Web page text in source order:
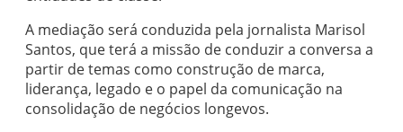
A mediação será conduzida pela jornalista Marisol
Santos, que terá a missão de conduzir a conversa a
partir de temas como construção de marca,
liderança, legado e o papel da comunicação na
consolidação de negócios longevos.